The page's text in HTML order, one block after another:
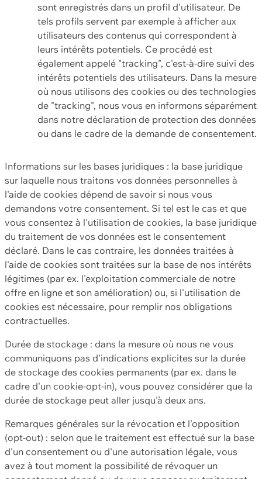
sont enregistrés dans un profil d'utilisateur. De
tels profils servent par exemple à afficher aux
utilisateurs des contenus qui correspondent à
leurs intérêts potentiels. Ce procédé est
également appelé "tracking", c'est-à-dire suivi des
intérêts potentiels des utilisateurs. Dans la mesure
où nous utilisons des cookies ou des technologies
de "tracking", nous vous en informons séparément
dans notre déclaration de protection des données
ou dans le cadre de la demande de consentement.
Informations sur les bases juridiques : la base juridique
sur laquelle nous traitons vos données personnelles à
l'aide de cookies dépend de savoir si nous vous
demandons votre consentement. Si tel est le cas et que
vous consentez à l'utilisation de cookies, la base juridique
du traitement de vos données est le consentement
déclaré. Dans le cas contraire, les données traitées à
l'aide de cookies sont traitées sur la base de nos intérêts
légitimes (par ex. l'exploitation commerciale de notre
offre en ligne et son amélioration) ou, si l'utilisation de
cookies est nécessaire, pour remplir nos obligations
contractuelles.
Durée de stockage : dans la mesure où nous ne vous
communiquons pas d'indications explicites sur la durée
de stockage des cookies permanents (par ex. dans le
cadre d'un cookie-opt-in), vous pouvez considérer que la
durée de stockage peut aller jusqu'à deux ans.
Remarques générales sur la révocation et l'opposition
(opt-out) : selon que le traitement est effectué sur la base
d'un consentement ou d'une autorisation légale, vous
avez à tout moment la possibilité de révoquer un